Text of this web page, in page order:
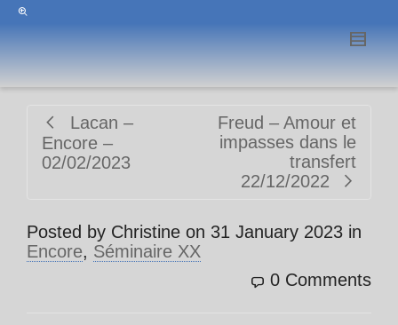
Lacan –
Encore –
02/02/2023
Freud – Amour et
impasses dans le
transfert
22/12/2022
Posted by Christine on 31 January 2023 in
Encore, Séminaire XX
0 Comments